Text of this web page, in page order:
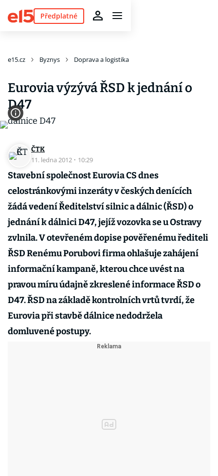
Předplatné
e15.cz Byznys Doprava a logistika
Eurovia výzývá ŘSD k jednání o
D47
ČTK
11. ledna 2012 · 10:29
Stavební společnost Eurovia CS dnes
celostránkovými inzeráty v českých denících
žádá vedení Ředitelství silnic a dálnic (ŘSD) o
jednání k dálnici D47, jejíž vozovka se u Ostravy
zvlnila. V otevřeném dopise pověřenému řediteli
ŘSD Renému Porubovi firma ohlašuje zahájení
informační kampaně, kterou chce uvést na
pravou míru údajně zkreslené informace ŘSD o
D47. ŘSD na základě kontrolních vrtů tvrdí, že
Eurovia při stavbě dálnice nedodržela
domluvené postupy.